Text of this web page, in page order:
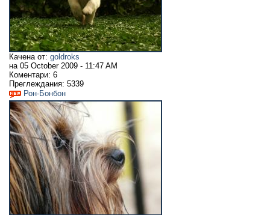
Качена от: goldroks
на 05 October 2009 - 11:47 AM
Коментари: 6
Преглеждания: 5339
Рон-Бонбон